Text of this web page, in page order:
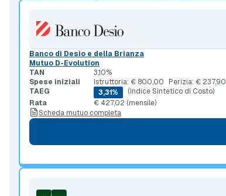
Banco di Desio e della Brianza
Mutuo D-Evolution
TAN
3,10%
Spese iniziali
Istruttoria: € 800,00
Perizia: € 237,90
TAEG
3,31%
(Indice Sintetico di Costo)
Rata
€ 427,02 (mensile)
Scheda mutuo completa